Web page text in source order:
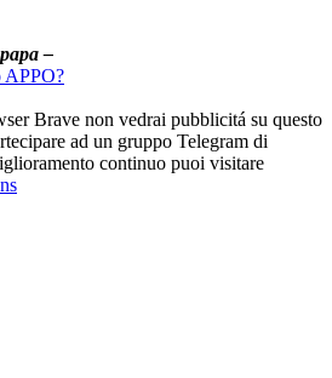
–
APPO?
Brave non vedrai pubblicitá su questo
ad un gruppo Telegram di
continuo puoi visitare